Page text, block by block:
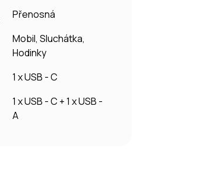
Přenosná
Mobil, Sluchátka,
Hodinky
1 x USB - C
1 x USB - C + 1 x USB -
A